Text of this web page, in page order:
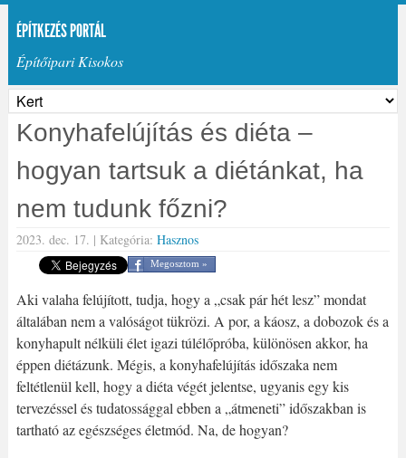
ÉPÍTKEZÉS PORTÁL
Építőipari Kisokos
Konyhafelújítás és diéta –
hogyan tartsuk a diétánkat, ha
nem tudunk főzni?
2023. dec. 17. | Kategória: Hasznos
Megosztom »
Aki valaha felújított, tudja, hogy a „csak pár hét lesz” mondat
általában nem a valóságot tükrözi. A por, a káosz, a dobozok és a
konyhapult nélküli élet igazi túlélőpróba, különösen akkor, ha
éppen diétázunk. Mégis, a konyhafelújítás időszaka nem
feltétlenül kell, hogy a diéta végét jelentse, ugyanis egy kis
tervezéssel és tudatossággal ebben a „átmeneti” időszakban is
tartható az egészséges életmód. Na, de hogyan?